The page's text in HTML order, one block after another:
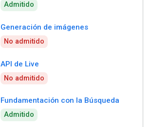
Admitido
Generación de imágenes
No admitido
API de Live
No admitido
Fundamentación con la Búsqueda
Admitido